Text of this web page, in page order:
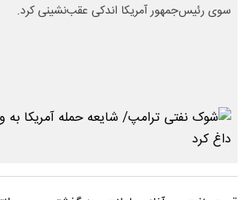
سوی رئیس‌جمهور آمریکا اندکی عقب‌نشینی کرد.